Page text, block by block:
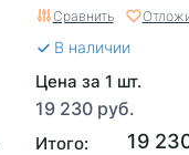
Сравнить
В наличии
Цена за 1 шт.
19 230 руб.
Итого: 19